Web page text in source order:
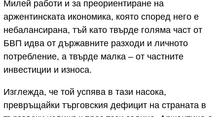
Милей работи и за преориентиране на
аржентинската икономика, която според него е
небалансирана, тъй като твърде голяма част от
БВП идва от държавните разходи и личното
потребление, а твърде малка – от частните
инвестиции и износа.
Изглежда, че той успява в тази насока,
превръщайки търговския дефицит на страната в